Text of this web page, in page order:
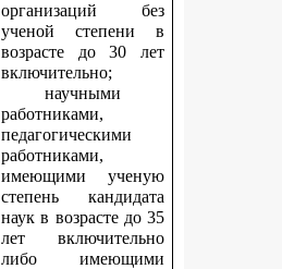
организаций без
ученой степени в
возрасте до 30 лет
включительно;
научными
работниками,
педагогическими
работниками,
имеющими ученую
степень кандидата
наук в возрасте до 35
лет включительно
либо имеющими